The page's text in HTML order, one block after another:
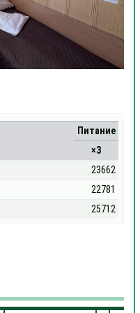
Питание
×3
23662
22781
25712